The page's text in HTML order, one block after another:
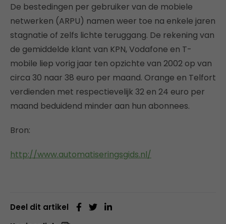
De bestedingen per gebruiker van de mobiele
netwerken (ARPU) namen weer toe na enkele jaren
stagnatie of zelfs lichte teruggang. De rekening van
de gemiddelde klant van KPN, Vodafone en T-
mobile liep vorig jaar ten opzichte van 2002 op van
circa 30 naar 38 euro per maand. Orange en Telfort
verdienden met respectievelijk 32 en 24 euro per
maand beduidend minder aan hun abonnees.
Bron:
http://www.automatiseringsgids.nl/
Deel dit artikel